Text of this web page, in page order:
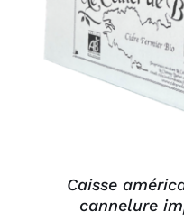
DÉTAILS
Caisse
cannelure